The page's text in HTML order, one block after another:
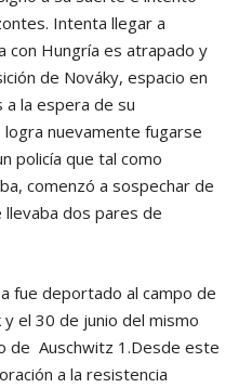
Intenta llegar a
con Hungría es atrapado y
de Nováky, espacio en
la espera de su
nuevamente fugarse
policía que tal como
comenzó a sospechar de
llevaba dos pares de
fue deportado al campo de
el 30 de junio del mismo
de Auschwitz 1.Desde este
a la resistencia